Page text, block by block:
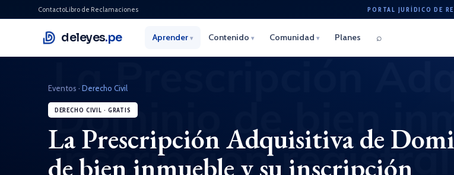
ContactoLibro de Reclamaciones PORTAL JURÍDICO DE
deleyes.pe Aprender ▾ Contenido ▾ Comunidad ▾ Planes ⌕
Eventos · Derecho Civil
DERECHO CIVIL · GRATIS
La Prescripción Adquisitiva de
de bien inmueble y su inscripción